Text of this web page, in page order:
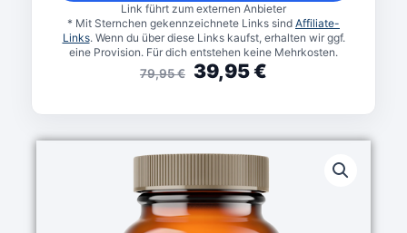
79,95€ 39,95€
Link führt zum externen Anbieter
* Mit Sternchen gekennzeichnete Links sind Affiliate-
Links. Wenn du über diese Links kaufst, erhalten wir ggf.
eine Provision. Für dich entstehen keine Mehrkosten.